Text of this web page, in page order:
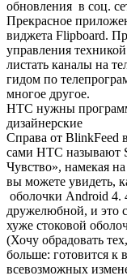
обновления в соц.
Прекрасное
виджета Flipboard.
управления
листать каналы на
гидом по
многое другое.
HTC нужны
дизайнерские
Справа от BlinkFeed
сами HTC называют
Чувство», намекая
вы можете увидеть,
оболочки Android 4.
дружелюбной, и это
хуже стоковой
(Хочу обрадовать
больше: готовится к
всевозможных